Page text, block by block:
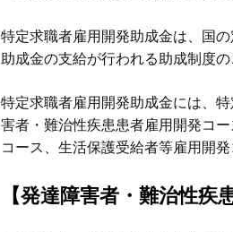
特定求職者雇用開発助成金は、国
助成金の支給が行われる助成制度の
特定求職者雇用開発助成金には、
害者・難治性疾患患者雇用開発コ
コース、生活保護受給者等雇用開
【発達障害者・難治性疾